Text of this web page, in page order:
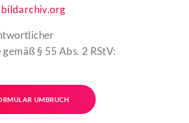
§ 55 Abs. 2 RStV:
UMBRUCH